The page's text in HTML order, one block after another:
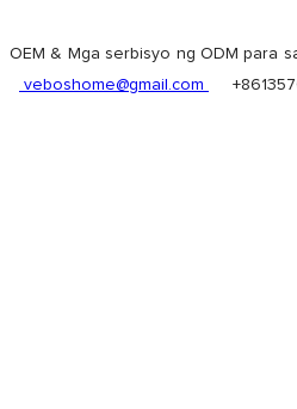
OEM & Mga serbisyo ng ODM
veboshome@gmail.com